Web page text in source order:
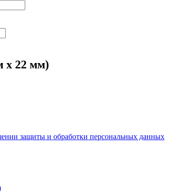
х 22 мм)
защиты и обработки персональных данных